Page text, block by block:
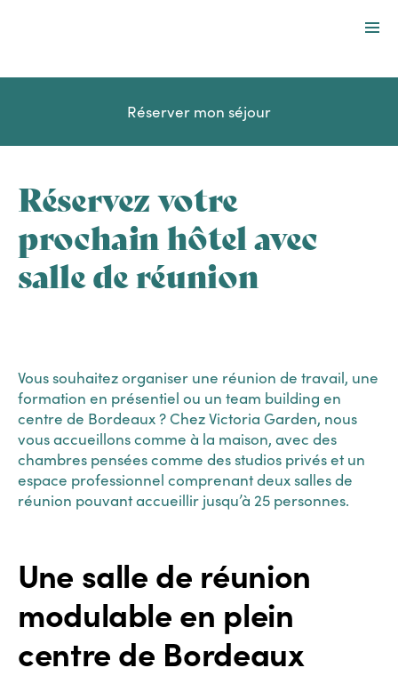
Offres spéciales
À propos
Réserver mon séjour
Réservez votre
prochain hôtel avec
salle de réunion
Vous souhaitez organiser une réunion de travail, une
formation en présentiel ou un team building en
centre de Bordeaux ? Chez Victoria Garden, nous
vous accueillons comme à la maison, avec des
chambres pensées comme des studios privés et un
espace professionnel comprenant deux salles de
réunion pouvant accueillir jusqu’à 25 personnes.
Une salle de réunion
modulable en plein
centre de Bordeaux